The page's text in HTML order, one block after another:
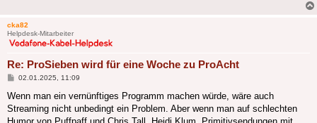
cka82
Helpdesk-Mitarbeiter
Re: ProSieben wird für eine Woche zu ProAcht
Beitrag
02.01.2025, 11:09
Wenn man ein vernünftiges Programm machen würde, wäre auch
Streaming nicht unbedingt ein Problem. Aber wenn man auf schlechten